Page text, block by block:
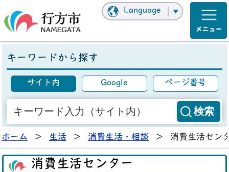
Language
キーワードから探す
サイト内 Google ページ番号
ホーム > 生活 > 消費生活・相談 > 消費生活セン
消費生活センター